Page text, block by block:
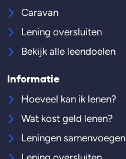
Caravan
Lening oversluiten
Bekijk alle leendoelen
Informatie
Hoeveel kan ik lenen?
Wat kost geld lenen?
Leningen samenvoegen